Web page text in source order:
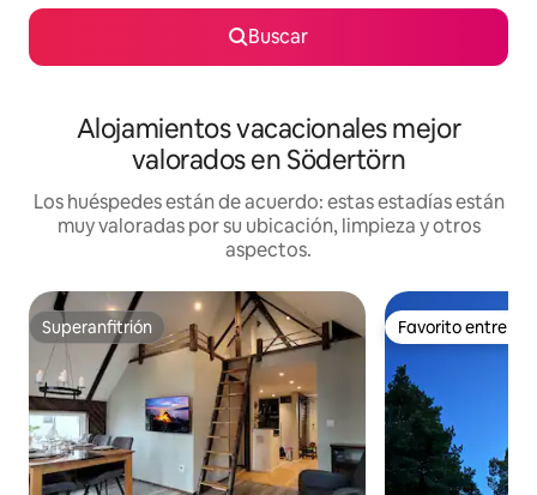
Buscar
Alojamientos vacacionales mejor
valorados en Södertörn
Los huéspedes están de acuerdo: estas estadías están
muy valoradas por su ubicación, limpieza y otros
aspectos.
Superanfitrión
Superanfitrión Favorito entre
Favorito entre